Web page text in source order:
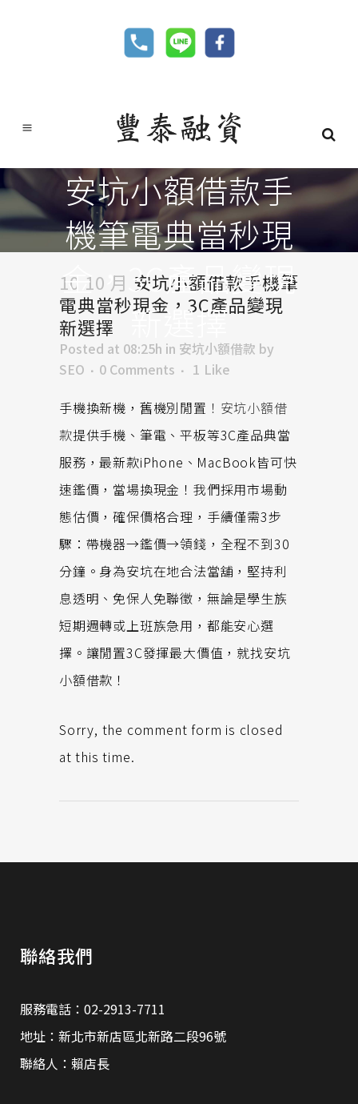
安坑小額借款手
機筆電典當秒現
金，3C產品變現
新選擇
10 10 月 安坑小額借款手機筆
電典當秒現金，3C產品變現
新選擇
Posted at 08:25h in 安坑小額借款 by
SEO
0 Comments 1 Like
手機換新機，舊機別閒置 ！安坑小額借
款提供手機、筆電、平板等3C產品典當
服務，最新款iPhone、MacBook皆可快
速鑑價，當場換現金！我們採用市場動
態估價，確保價格合理，手續僅需3步
驟：帶機器→鑑價→領錢，全程不到30
分鐘。身為安坑在地合法當舖，堅持利
息透明、免保人免聯徵，無論是學生族
短期週轉或上班族急用，都能安心選
擇。讓閒置3C發揮最大價值，就找安坑
小額借款！
Sorry, the comment form is closed
at this time.
聯絡我們
服務電話：02-2913-7711
地址：新北市新店區北新路二段96號
聯絡人：賴店長